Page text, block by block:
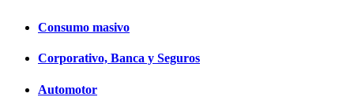
Consumo masivo
Corporativo, Banca y Seguros
Automotor